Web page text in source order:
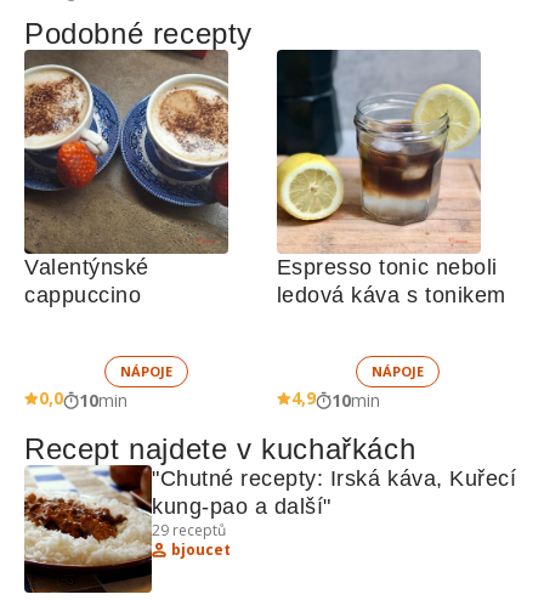
Podobné recepty
Valentýnské
cappuccino
NÁPOJE
0,0 10min
Espresso tonic neboli
ledová káva s tonikem
NÁPOJE
4,9 10min
Recept najdete v kuchařkách
"Chutné recepty: Irská káva, Kuřecí
kung-pao a další"
29 receptů
bjoucet